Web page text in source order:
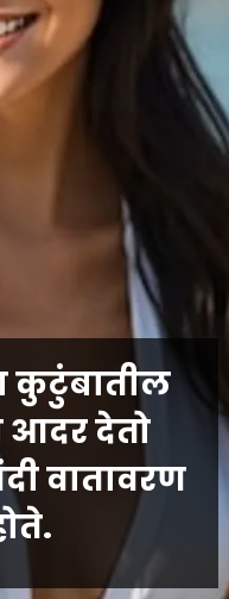
कुटुंबातील
आदर देतो
वातावरण